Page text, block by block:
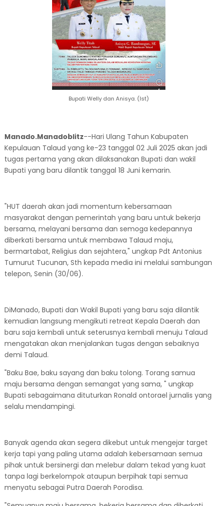
Bupati Welly dan Anisya. (Ist)
Manado.Manadoblitz--Hari Ulang Tahun Kabupaten
Kepulauan Talaud yang ke-23 tanggal 02 Juli 2025 akan jadi
tugas pertama yang akan dilaksanakan Bupati dan wakil
Bupati yang baru dilantik tanggal 18 Juni kemarin.
"HUT daerah akan jadi momentum kebersamaan
masyarakat dengan pemerintah yang baru untuk bekerja
bersama, melayani bersama dan semoga kedepannya
diberkati bersama untuk membawa Talaud maju,
bermartabat, Religius dan sejahtera," ungkap Pdt Antonius
Tumurut Tucunan, Sth kepada media ini melalui sambungan
telepon, Senin (30/06).
DiManado, Bupati dan Wakil Bupati yang baru saja dilantik
kemudian langsung mengikuti retreat Kepala Daerah dan
baru saja kembali untuk seterusnya kembali menuju Talaud
mengatakan akan menjalankan tugas dengan sebaiknya
demi Talaud.
"Baku Bae, baku sayang dan baku tolong. Torang samua
maju bersama dengan semangat yang sama, " ungkap
Bupati sebagaimana dituturkan Ronald ontorael jurnalis yang
selalu mendampingi.
Banyak agenda akan segera dikebut untuk mengejar target
kerja tapi yang paling utama adalah kebersamaan semua
pihak untuk bersinergi dan melebur dalam tekad yang kuat
tanpa lagi berkelompok ataupun berpihak tapi semua
menyatu sebagai Putra Daerah Porodisa.